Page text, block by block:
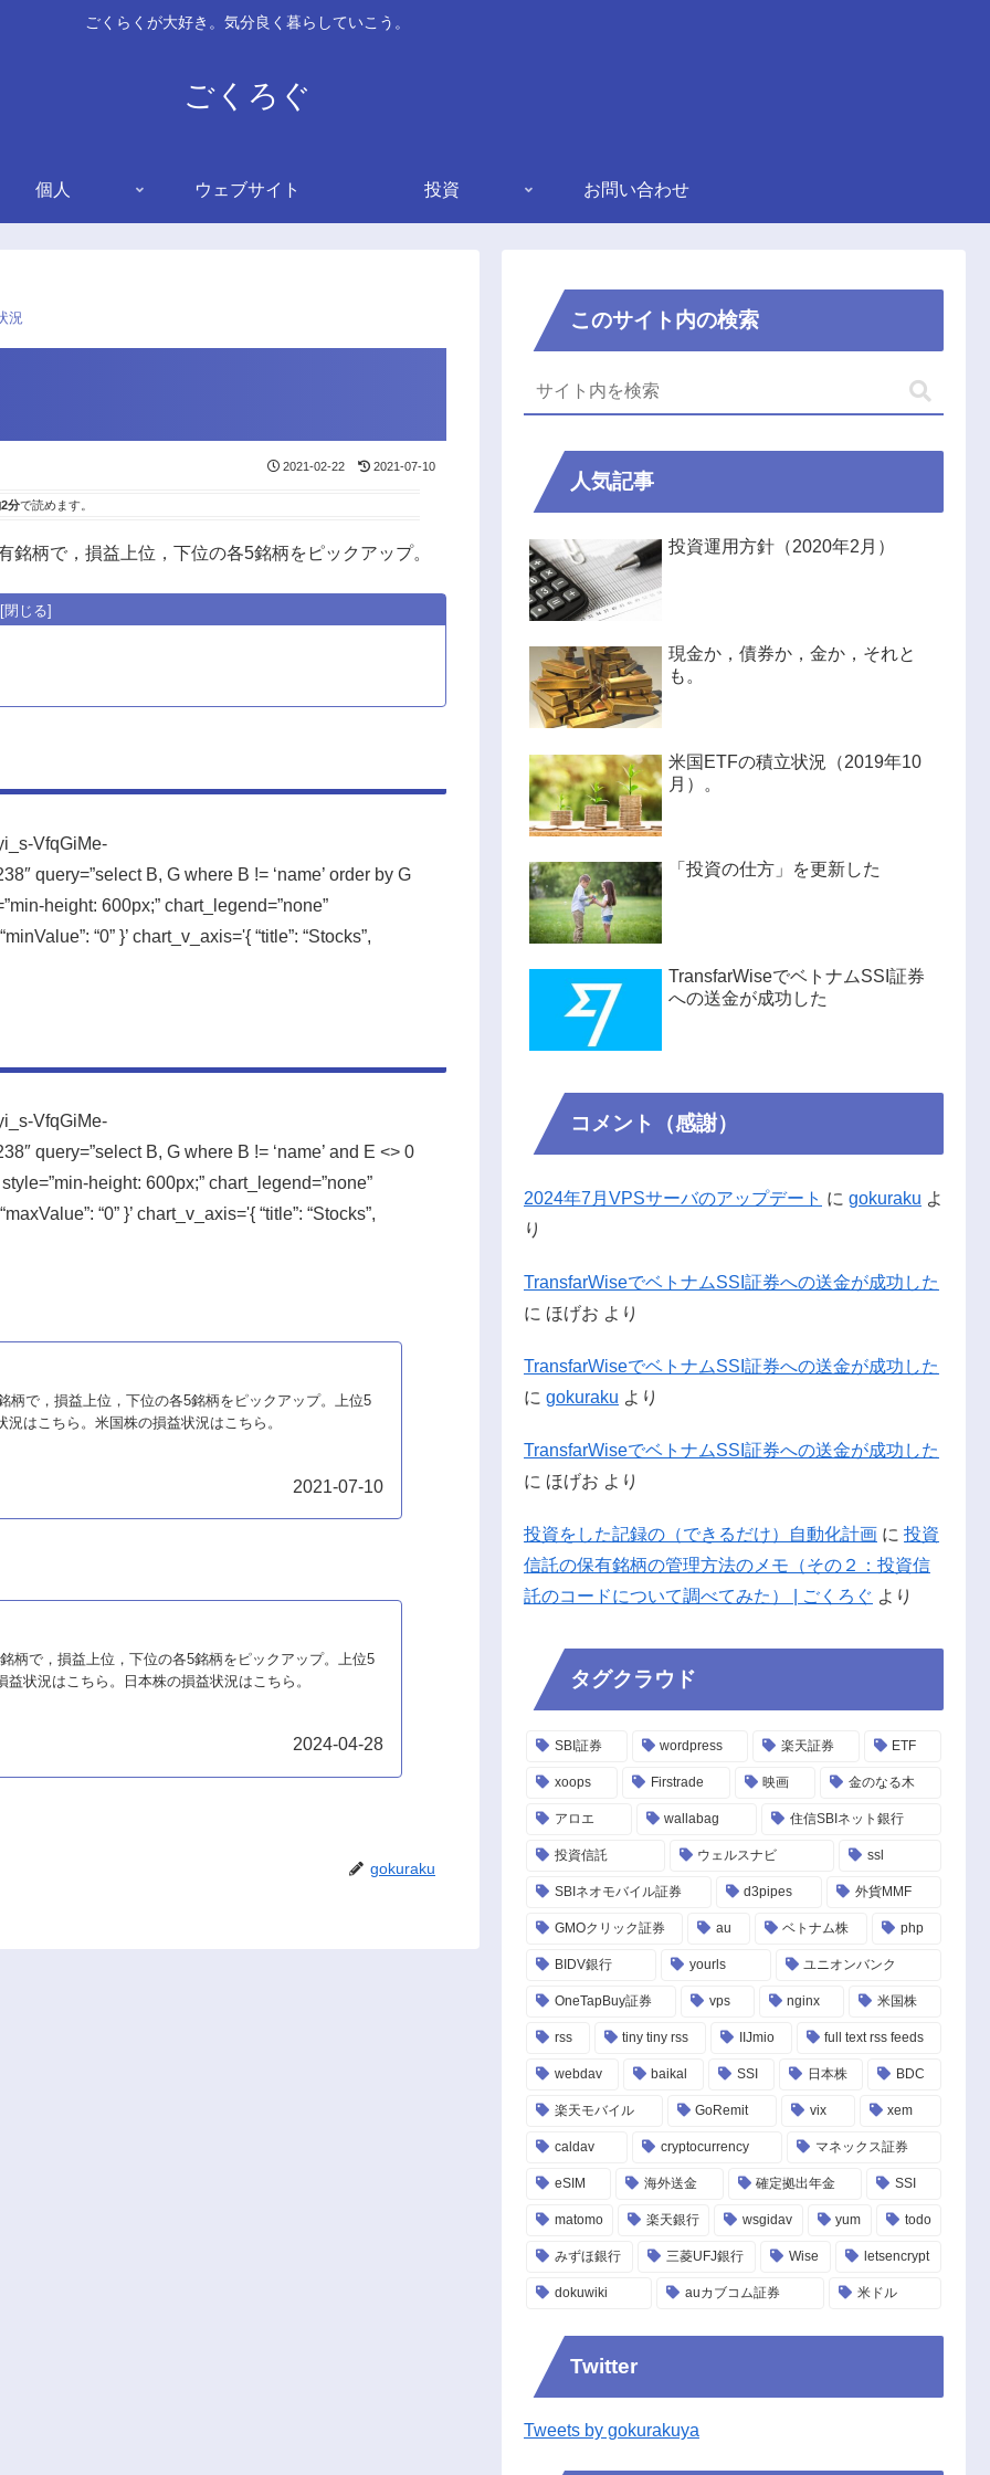
ごくらくが大好き。気分良く暮らしていこう。
ごくろぐ
個人 ウェブサイト 投資 お問い合わせ
況
2021-02-22 2021-07-10
分で読めます。
柄で，損益上位，下位の各5銘柄をピックアップ。
VfqGiMe-
query=”select B, G where B != ‘name’ order by G
height: 600px;” chart_legend=”none”
“0” }’ chart_v_axis='{ “title”: “Stocks”,
VfqGiMe-
query=”select B, G where B != ‘name’ and E <> 0
height: 600px;” chart_legend=”none”
“0” }’ chart_v_axis='{ “title”: “Stocks”,
柄で，損益上位，下位の各5銘柄をピックアップ。上位5
はこちら。米国株の損益状況はこちら。
2021-07-10
柄で，損益上位，下位の各5銘柄をピックアップ。上位5
状況はこちら。日本株の損益状況はこちら。
2024-04-28
gokuraku
このサイト内の検索
人気記事
投資運用方針（2020年2月）
現金か，債券か，金か，それと
も。
米国ETFの積立状況（2019年10
月）。
「投資の仕方」を更新した
TransfarWiseでベトナムSSI証券
への送金が成功した
コメント（感謝）
2024年7月VPSサーバのアップデート に gokuraku よ
り
TransfarWiseでベトナムSSI証券への送金が成功した
に ほげお より
TransfarWiseでベトナムSSI証券への送金が成功した
に gokuraku より
TransfarWiseでベトナムSSI証券への送金が成功した
に ほげお より
投資をした記録の（できるだけ）自動化計画 に 投資
信託の保有銘柄の管理方法のメモ（その２：投資信
託のコードについて調べてみた） | ごくろぐ より
タグクラウド
SBI証券 wordpress 楽天証券 ETF
xoops Firstrade 映画 金のなる木
アロエ wallabag 住信SBIネット銀行
投資信託 ウェルスナビ ssl
SBIネオモバイル証券 d3pipes 外貨MMF
GMOクリック証券 au ベトナム株 php
BIDV銀行 yourls ユニオンバンク
OneTapBuy証券 vps nginx 米国株
rss tiny tiny rss IIJmio full text rss feeds
webdav baikal SSI 日本株 BDC
楽天モバイル GoRemit vix xem
caldav cryptocurrency マネックス証券
eSIM 海外送金 確定拠出年金 SSI
matomo 楽天銀行 wsgidav yum todo
みずほ銀行 三菱UFJ銀行 Wise letsencrypt
dokuwiki auカブコム証券 米ドル
Twitter
Tweets by gokurakuya